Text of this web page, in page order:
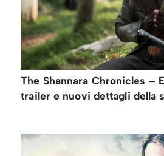
The Shannara Chronicles –
trailer e nuovi dettagli della